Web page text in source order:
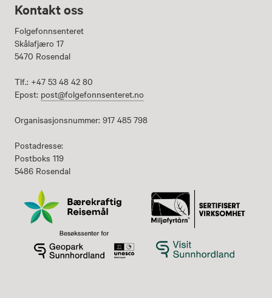
Kontakt oss
Folgefonnsenteret
Skålafjæro 17
5470 Rosendal
Tlf.: +47 53 48 42 80
Epost: post@folgefonnsenteret.no
Organisasjonsnummer: 917 485 798
Postadresse:
Postboks 119
5486 Rosendal